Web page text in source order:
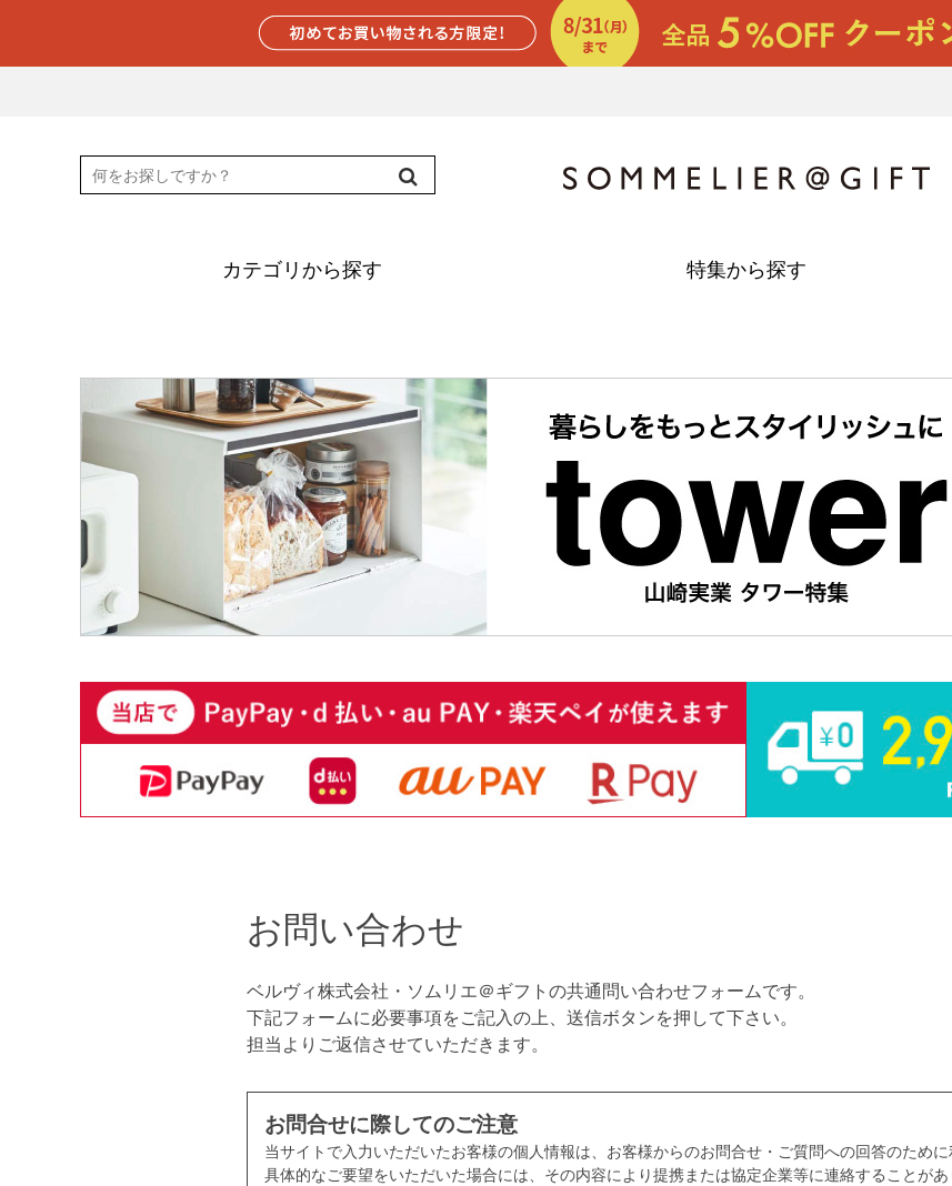
カテゴリから探す 特集から探す
お問い合わせ
ベルヴィ株式会社・ソムリエ＠ギフトの共通問い合わせフォームです。
下記フォームに必要事項をご記入の上、送信ボタンを押して下さい。
担当よりご返信させていただきます。
お問合せに際してのご注意
当サイトで入力いただいたお客様の個人情報は、お客様からのお問合せ・ご質問への回答のために
具体的なご要望をいただいた場合には、その内容により提携または協定企業等に連絡することがあ